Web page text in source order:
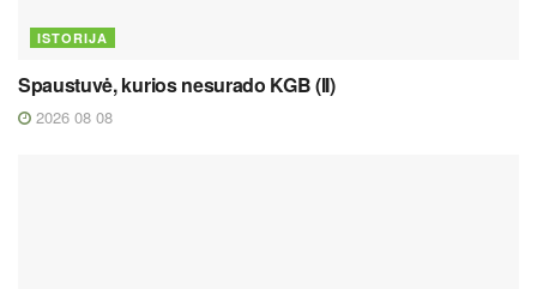
ISTORIJA
Spaustuvė, kurios nesurado KGB (II)
2026 08 08